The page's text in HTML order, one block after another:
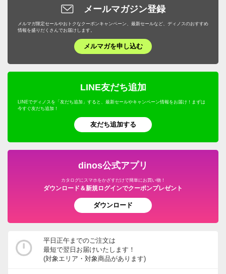
メールマガジン登録
メルマガ限定セールやおトクなクーポンキャンペーン、最新セールなど、ディノスのおすすめ
情報を盛りだくさんでお届けします。
メルマガを申し込む
LINE友だち追加
LINEでディノスを「友だち追加」すると、最新セールやキャンペーン情報をお届け！まずは
今すぐ友だち追加！
友だち追加する
dinos公式アプリ
カタログにスマホをかざすだけで簡単にお買い物！
ダウンロード＆新規ログインでクーポンプレゼント
ダウンロード
平日正午までのご注文は
最短で翌日お届けいたします！
(対象エリア・対象商品があります)